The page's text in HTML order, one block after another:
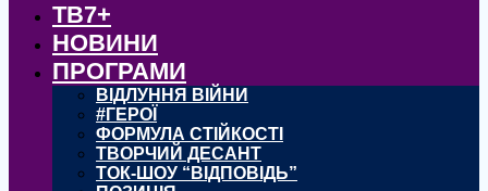
ТВ7+
НОВИНИ
ПРОГРАМИ
ВІДЛУННЯ ВІЙНИ
#ГЕРОЇ
ФОРМУЛА СТІЙКОСТІ
ТВОРЧИЙ ДЕСАНТ
ТОК-ШОУ “ВІДПОВІДЬ”